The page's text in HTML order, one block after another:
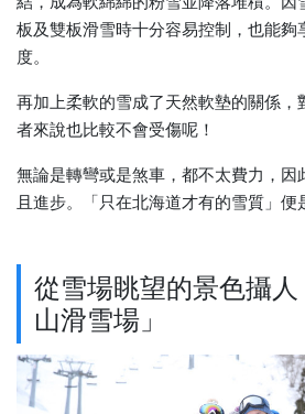
板及雙板滑雪時十分容易控制，也能夠
度。
再加上柔軟的雪成了天然軟墊的關係，
者來說也比較不會受傷呢！
無論是轉彎或是煞車，都不太費力，因
且進步。「只在北海道才有的雪質」便
從雪場眺望的景色攝
山滑雪場」